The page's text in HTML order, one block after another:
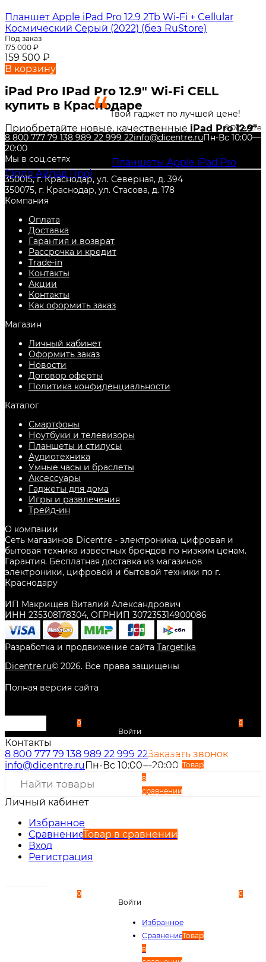
Планшет Apple iPad Pro 12.9 2Tb Wi-Fi + Cellular
Космический Серый (2022) (без RuStore)
Под заказ
175 000 ₽
159 500 ₽
В корзину
iPad Pro IPad Pro 12.9" Wi-Fi CELL
купить в Краснодаре
Приобретайте новые, качественные iPad Pro 12.9"
Wi-Fi CELLв нашем интернет-магазине DiCENTRE!
Также Вы можете недорого купить и другие
товары из категории Планшеты Apple iPad Pro
(Эппл Айпад Про), с гарантией от производителя, и
по самой низкой цене. Всегда есть в наличии в
городеКраснодар .
Твой гаджет по лучшей цене!
Dicentre
8 800 777 79 138 989 22 999 22info@dicentre.ruПн-Вс 10:00—
20:00
Мы в соц.сетях
350015, г. Краснодар, ул. Северная, д. 394
350075, г. Краснодар, ул. Стасова, д. 178
Компания
Оплата
Доставка
Гарантия и возврат
Рассрочка и кредит
Trade-in
Контакты
Акции
Контакты
Как оформить заказ
Магазин
Личный кабинет
Оформить заказ
Новости
Договор оферты
Политика конфиденциальности
Каталог
Смартфоны
Ноутбуки и телевизоры
Планшеты и стилусы
Аудиотехника
Умные часы и браслеты
Аксессуары
Гаджеты для дома
Игры и развлечения
Трейд-ин
О компании
Сеть магазинов Dicentre - электроника, цифровая и
бытовая техника известных брендов по низким ценам.
Гарантия. Бесплатная доставка из магазинов
электроники, цифровой и бытовой техники по г.
Краснодару
ИП Макрищев Виталий Александрович
ИНН 235308178304, ОГРНИП 307235314900086
Разработка и продвижение сайта Targetika
Dicentre.ru© 2026. Все права защищены
Полная версия сайта
0
Войти
Избранное
Сравнение Товар
в
сравнении
0
Контакты
8 800 777 79 138 989 22 999 22Заказать звонок
info@dicentre.ru Пн-Вс 10:00—20:00
Личный кабинет
Избранное
СравнениеТовар в сравнении
Вход
Регистрация
0
Войти
Избранное
СравнениеТовар
в
0